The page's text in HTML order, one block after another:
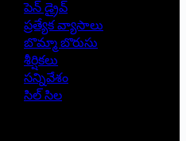
పెన్ డ్రైవ్
ప్రత్యేక వ్యాసాలు
బొమ్మా బొరుసు
శీర్షికలు
సన్నివేశం
సిల్ సిల